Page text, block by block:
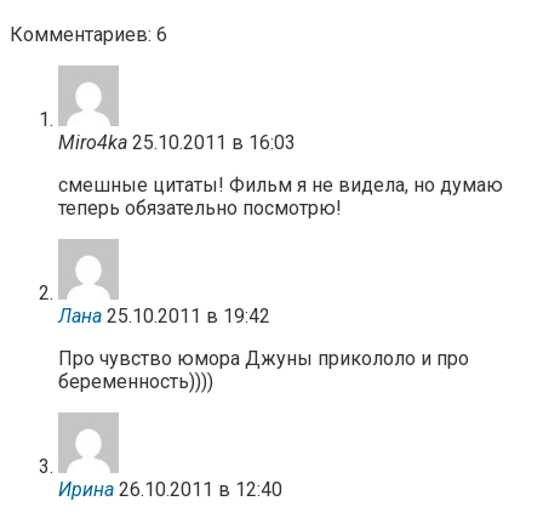
Комментариев: 6
Miro4ka 25.10.2011 в 16:03
смешные цитаты! Фильм я не видела, но думаю
теперь обязательно посмотрю!
Лана 25.10.2011 в 19:42
Про чувство юмора Джуны прикололо и про
беременность))))
Ирина 26.10.2011 в 12:40